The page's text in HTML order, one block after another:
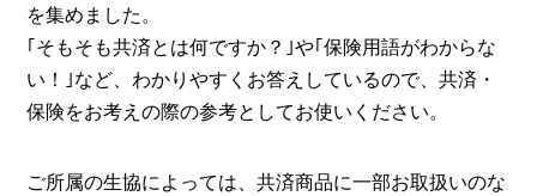
を集めました。
｢そもそも共済とは何ですか？｣や｢保険用語がわからな
い！｣など、わかりやすくお答えしているので、共済・
保険をお考えの際の参考としてお使いください。
ご所属の生協によっては、共済商品に一部お取扱いのな